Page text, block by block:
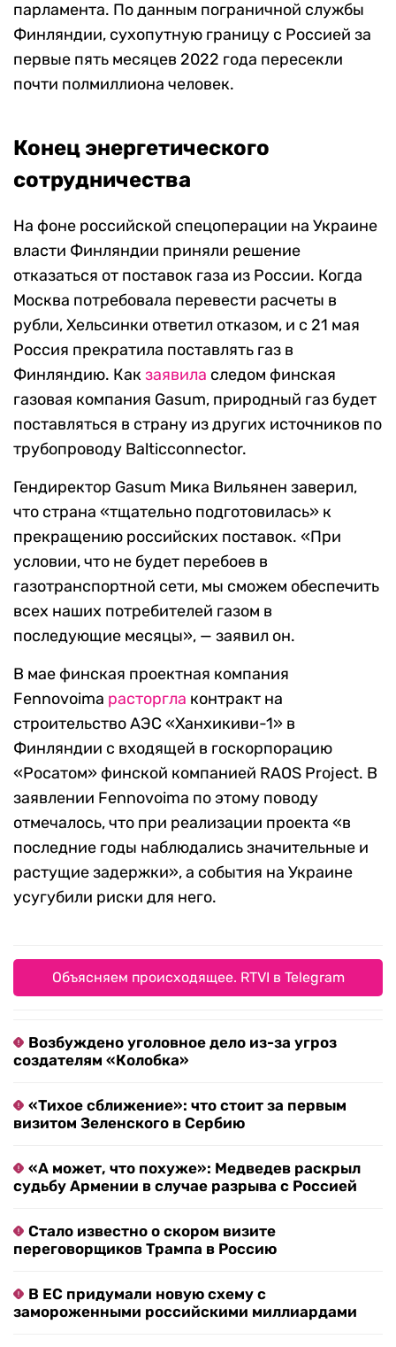
парламента. По данным пограничной службы
Финляндии, сухопутную границу с Россией за
первые пять месяцев 2022 года пересекли
почти полмиллиона человек.
Конец энергетического
сотрудничества
На фоне российской спецоперации на Украине
власти Финляндии приняли решение
отказаться от поставок газа из России. Когда
Москва потребовала перевести расчеты в
рубли, Хельсинки ответил отказом, и с 21 мая
Россия прекратила поставлять газ в
Финляндию. Какзаявила следом финская
газовая компания Gasum, природный газ будет
поставляться в страну из других источников по
трубопроводу Balticconnector.
Гендиректор Gasum Мика Вильянен заверил,
что страна «тщательно подготовилась» к
прекращению российских поставок. «При
условии, что не будет перебоев в
газотранспортной сети, мы сможем обеспечить
всех наших потребителей газом в
последующие месяцы», — заявил он.
В мае финская проектная компания
Fennovoima расторгла контракт на
строительство АЭС «Ханхикиви-1» в
Финляндии с входящей в госкорпорацию
«Росатом» финской компанией RAOS Project. В
заявлении Fennovoima по этому поводу
отмечалось, что при реализации проекта «в
последние годы наблюдались значительные и
растущие задержки», а события на Украине
усугубили риски для него.
Объясняем происходящее. RTVI в Telegram
Возбуждено уголовное дело из-за угроз
создателям «Колобка»
«Тихое сближение»: что стоит за первым
визитом Зеленского в Сербию
«А может, что похуже»: Медведев раскрыл
судьбу Армении в случае разрыва с Россией
Стало известно о скором визите
переговорщиков Трампа в Россию
В ЕС придумали новую схему с
замороженными российскими миллиардами